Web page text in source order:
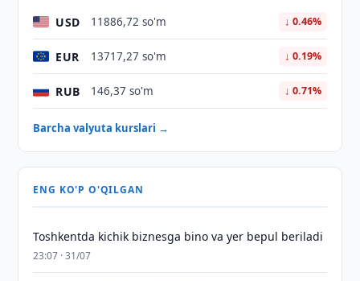
USD 11886,72 so'm ↓ 0.46%
EUR 13717,27 so'm ↓ 0.19%
RUB 146,37 so'm ↓ 0.71%
Barcha valyuta kurslari →
ENG KO'P O'QILGAN
Toshkentda kichik biznesga bino va yer bepul beriladi
23:07 · 31/07